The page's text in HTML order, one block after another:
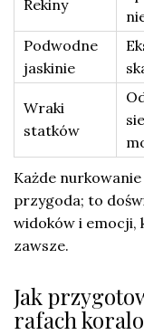
Rekiny
Podwodne
jaskinie
Wraki
statków
Każde
przygoda; to
widoków i emocji,
zawsze.
Jak
rafach